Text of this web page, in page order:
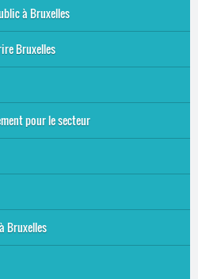
à Bruxellesmobilise-toi !
Forest de Lire et Écrire
à Bruxelles
Bruxelles
pour le secteur
Bruxelles
Lire et Écrire Bruxelles